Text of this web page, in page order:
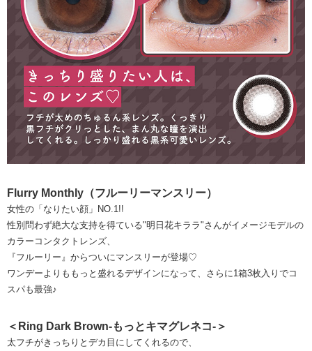
Flurry Monthly（フルーリーマンスリー）
女性の「なりたい顔」NO.1!!
性別問わず絶大な支持を得ている"明日花キララ"さんがイメージモデルの
カラーコンタクトレンズ、
『フルーリー』からついにマンスリーが登場♡
ワンデーよりももっと盛れるデザインになって、さらに1箱3枚入りでコ
スパも最強♪
＜Ring Dark Brown-もっとキマグレネコ-＞
太フチがきっちりとデカ目にしてくれるので、